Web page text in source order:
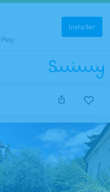
Installer
et ne peut être réservée.